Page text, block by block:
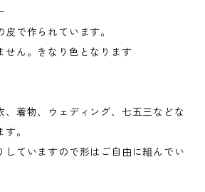
で作られています。
ん。きなり色となります
、着物、ウェディング、七五三などな
。
していますので形はご自由に組んでい